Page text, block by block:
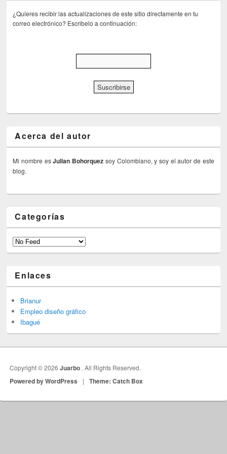
¿Quieres recibir las actualizaciones de este sitio directamente en tu
correo electrónico? Escribelo a continuación:
Acerca del autor
Mi nombre esJulian Bohorquez soy Colombiano, y soy el autor de este
blog.
Categorías
Categorías
Enlaces
Brianur
Empleo diseño gráfico
Ibagué
Copyright © 2026Juarbo . All Rights Reserved.
Powered by WordPress | Theme: Catch Box